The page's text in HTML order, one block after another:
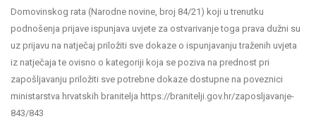
Domovinskog rata (Narodne novine, broj 84/21) koji u trenutku
podnošenja prijave ispunjava uvjete za ostvarivanje toga prava dužni su
uz prijavu na natječaj priložiti sve dokaze o ispunjavanju traženih uvjeta
iz natječaja te ovisno o kategoriji koja se poziva na prednost pri
zapošljavanju priložiti sve potrebne dokaze dostupne na poveznici
ministarstva hrvatskih branitelja https://branitelji.gov.hr/zaposljavanje-
843/843